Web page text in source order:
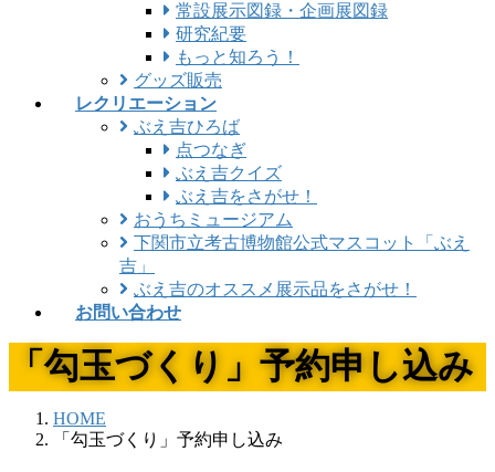
常設展示図録・企画展図録
研究紀要
もっと知ろう！
グッズ販売
レクリエーション
ぶえ吉ひろば
点つなぎ
ぶえ吉クイズ
ぶえ吉をさがせ！
おうちミュージアム
下関市立考古博物館公式マスコット「ぶえ
吉」
ぶえ吉のオススメ展示品をさがせ！
お問い合わせ
「勾玉づくり」予約申し込み
HOME
「勾玉づくり」予約申し込み